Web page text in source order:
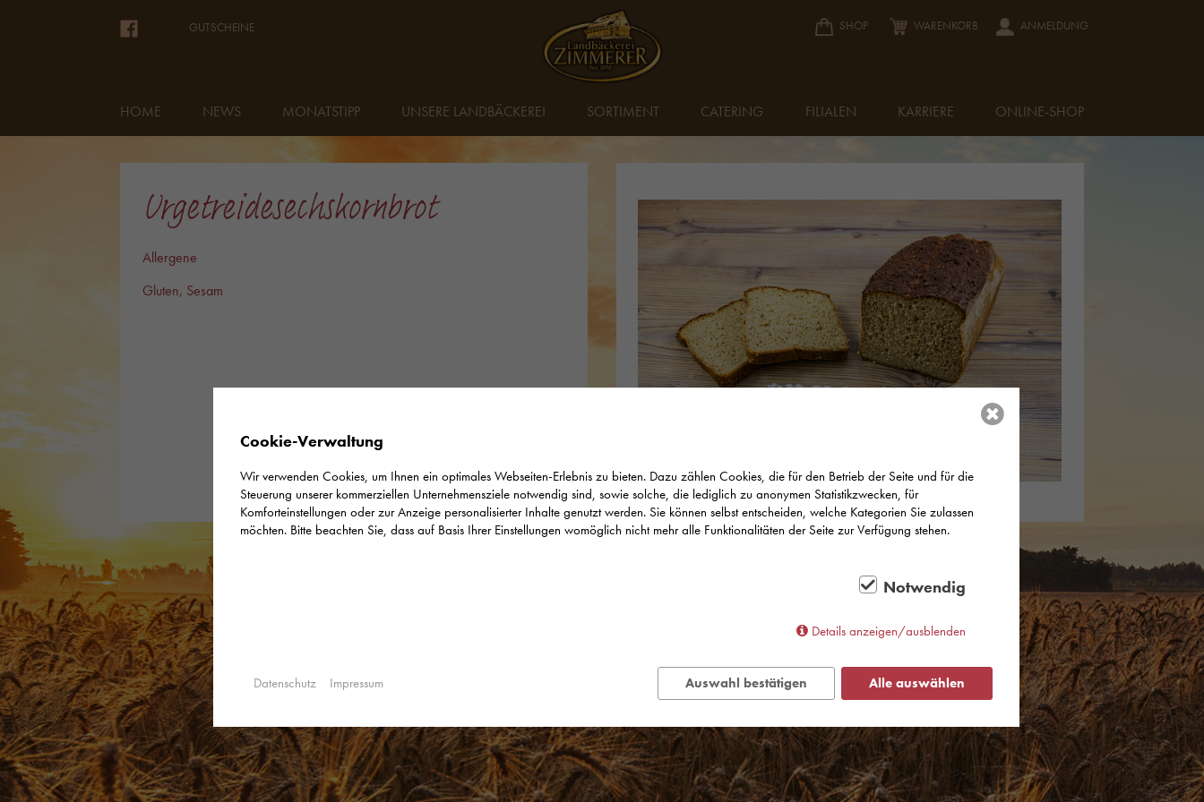
GUTSCHEINE SHOP WARENKORB ANMELDUNG
HOME NEWS MONATSTIPP UNSERE LANDBÄCKEREI SORTIMENT CATERING FILIALEN KARRIERE ONLINE-SHOP
Urgetreidesechskornbrot
Allergene
Gluten, Sesam
Cookie-Verwaltung
Wir verwenden Cookies, um Ihnen ein optimales Webseiten-Erlebnis zu bieten. Dazu zählen Cookies, die für den Betrieb der Seite und für die
Steuerung unserer kommerziellen Unternehmensziele notwendig sind, sowie solche, die lediglich zu anonymen Statistikzwecken, für
Komforteinstellungen oder zur Anzeige personalisierter Inhalte genutzt werden. Sie können selbst entscheiden, welche Kategorien Sie zulassen
möchten. Bitte beachten Sie, dass auf Basis Ihrer Einstellungen womöglich nicht mehr alle Funktionalitäten der Seite zur Verfügung stehen.
Notwendig
Details anzeigen/ausblenden
Auswahl bestätigen Alle auswählen
Datenschutz Impressum